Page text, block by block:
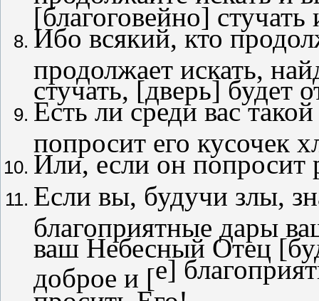
[благоговейно]
Ибо всякий, кто
продолжает искать,
стучать, [дверь] будет
Есть ли среди вас
попросит его кусочек
Или, если он
Если вы, будучи злы,
благоприятные дары
ваш Небесный Отец
доброе и [e]
просить Его!